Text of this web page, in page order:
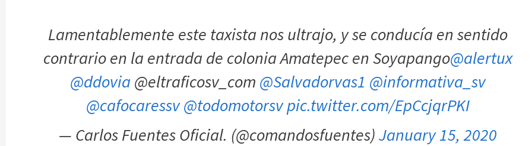
Lamentablemente este taxista nos ultrajo, y se conducía en sentido
contrario en la entrada de colonia Amatepec en Soyapango@alertux
@ddovia @eltraficosv_com @Salvadorvas1 @informativa_sv
@cafocaressv@todomotorsvpic.twitter.com/EpCcjqrPKI
— Carlos Fuentes Oficial. (@comandosfuentes)January 15, 2020